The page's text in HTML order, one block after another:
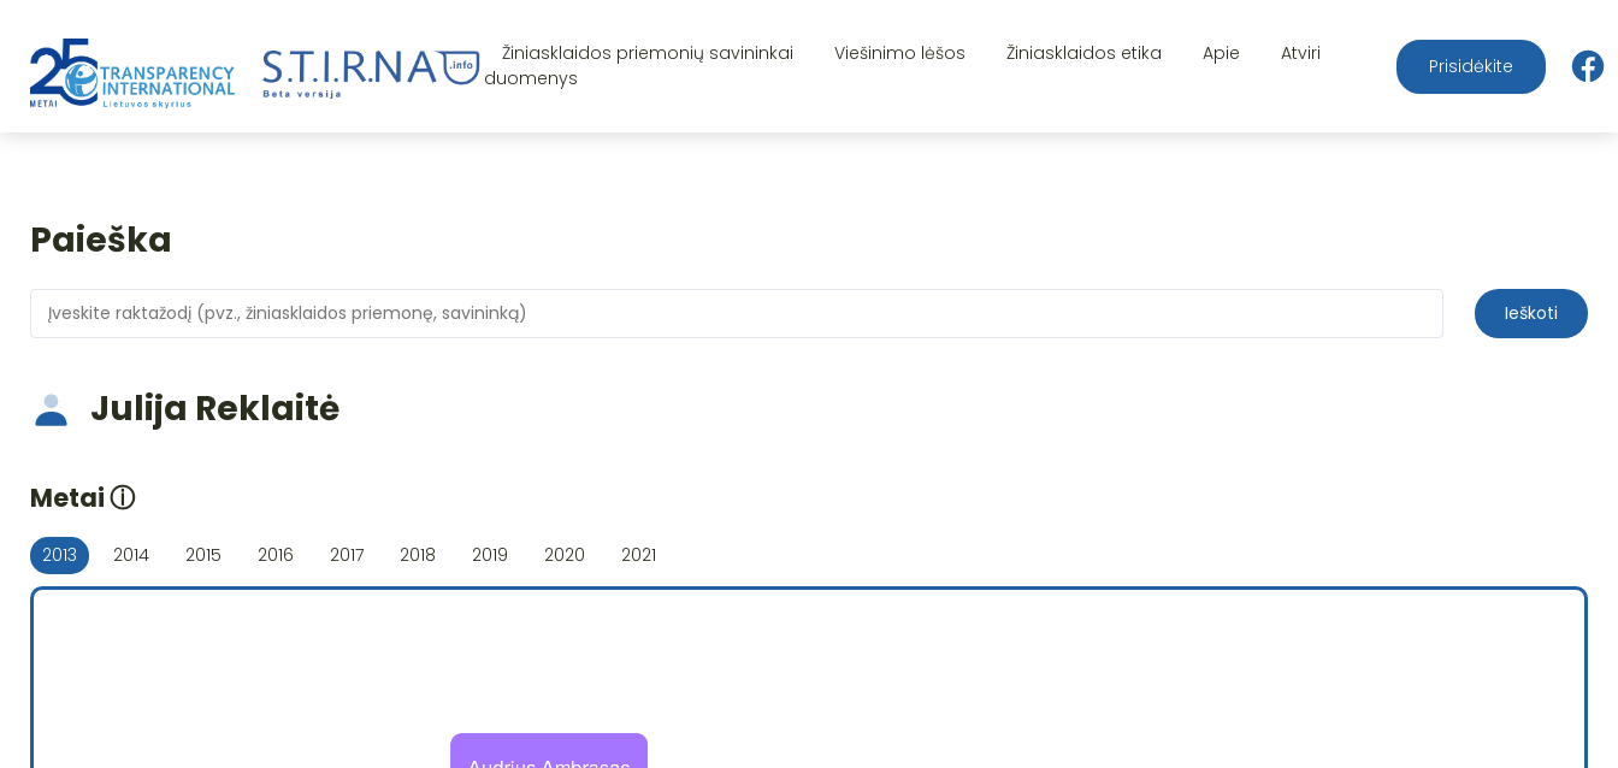
Žiniasklaidos priemonių savininkai Viešinimo lėšos Žiniasklaidos etika Apie
Atviri
duomenys
Prisidėkite
Paieška
Ieškoti
Julija Reklaitė
Metaiⓘ
2013 2014 2015 2016 2017 2018 2019 2020 2021